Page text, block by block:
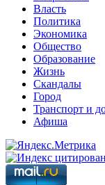
Власть
Политика
Экономика
Общество
Образование
Жизнь
Скандалы
Город
Транспорт и
Афиша